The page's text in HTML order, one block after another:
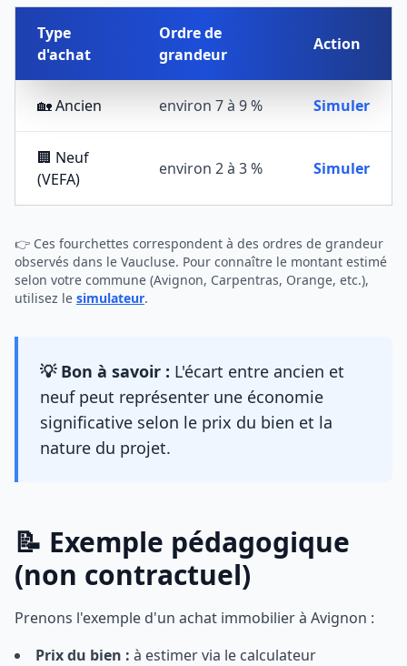
Type
d'achat
Ordre de
grandeur
Action
🏡 Ancien environ 7 à 9 % Simuler
🏢 Neuf
(VEFA)
environ 2 à 3 % Simuler
👉 Ces fourchettes correspondent à des ordres de grandeur
observés dans le Vaucluse. Pour connaître le montant estimé
selon votre commune (Avignon, Carpentras, Orange, etc.),
utilisez le simulateur.
💡 Bon à savoir : L'écart entre ancien et
neuf peut représenter une économie
significative selon le prix du bien et la
nature du projet.
📝 Exemple pédagogique
(non contractuel)
Prenons l'exemple d'un achat immobilier à Avignon :
Prix du bien : à estimer via le calculateur